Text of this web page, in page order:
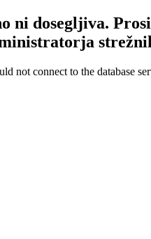
ni dosegljiva.
not connect to the database